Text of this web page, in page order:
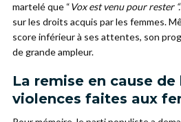
martelé que “Vox est venu pour rester “.
sur les droits acquis par les femmes.
score inférieur à ses attentes, son
de grande ampleur.
La remise en cause
violences faites aux